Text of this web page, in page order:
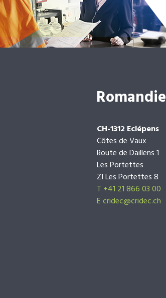
Romandie
CH-1312 Eclépens
Côtes de Vaux
Route de Daillens 1
Les Portettes
ZI Les Portettes 8
T +41 21 866 03 00
Ecridec@cridec.ch